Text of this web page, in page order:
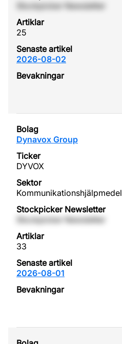
Stockpicker Newsletter
25
2026-08-02
Dynavox Group
DYVOX
Kommunikationshjälpmedel
Stockpicker Newsletter
33
2026-08-01